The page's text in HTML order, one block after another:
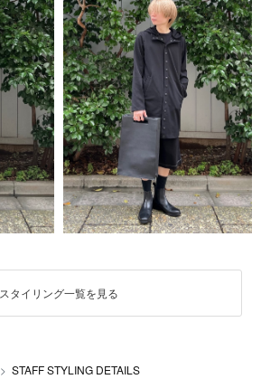
スタイリング一覧を見る
STAFF STYLING DETAILS